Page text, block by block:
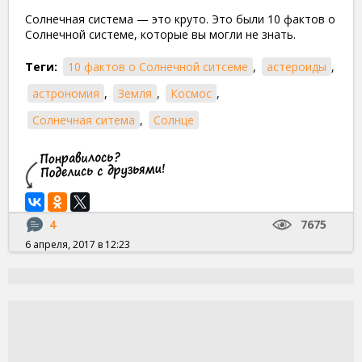
Солнечная система — это круто. Это были 10 фактов о
Солнечной системе, которые вы могли не знать.
Теги: 10 фактов о Солнечной ситсеме , астероиды ,
астрономия , Земля , Космос ,
Солнечная ситема , Солнце
4 7675
6 апреля, 2017 в 12:23